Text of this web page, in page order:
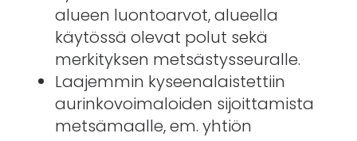
alueen luontoarvot, alueella
käytössä olevat polut sekä
merkityksen metsästysseuralle.
Laajemmin kyseenalaistettiin
aurinkovoimaloiden sijoittamista
metsämaalle, em. yhtiön